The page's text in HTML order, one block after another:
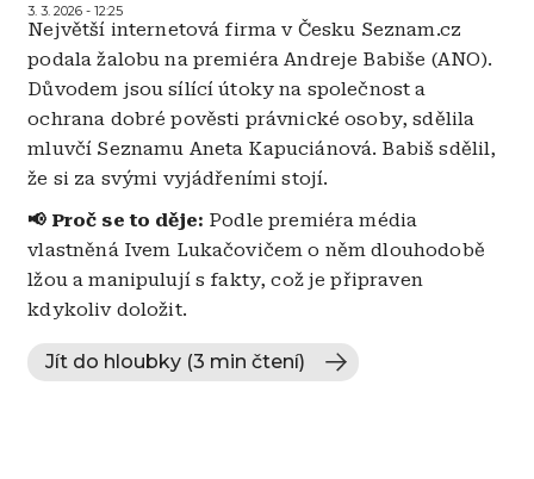
3. 3. 2026 - 12:25
Největší internetová firma v Česku Seznam.cz
podala žalobu na premiéra Andreje Babiše (ANO).
Důvodem jsou sílící útoky na společnost a
ochrana dobré pověsti právnické osoby, sdělila
mluvčí Seznamu Aneta Kapuciánová. Babiš sdělil,
že si za svými vyjádřeními stojí.
📢 Proč se to děje: Podle premiéra média
vlastněná Ivem Lukačovičem o něm dlouhodobě
lžou a manipulují s fakty, což je připraven
kdykoliv doložit.
Jít do hloubky (3 min čtení)